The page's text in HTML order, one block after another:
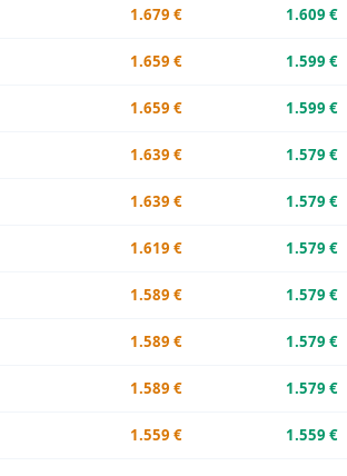
1.679 € 1.609 €
1.659 € 1.599 €
1.659 € 1.599 €
1.639 € 1.579 €
1.639 € 1.579 €
1.619 € 1.579 €
1.589 € 1.579 €
1.589 € 1.579 €
1.589 € 1.579 €
1.559 € 1.559 €